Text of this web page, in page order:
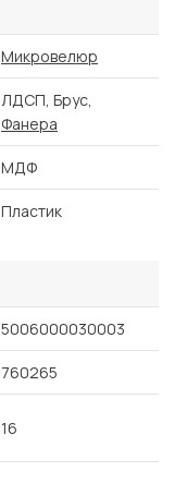
Микровелюр
ЛДСП, Брус,
Фанера
МДФ
Пластик
5006000030003
760265
16